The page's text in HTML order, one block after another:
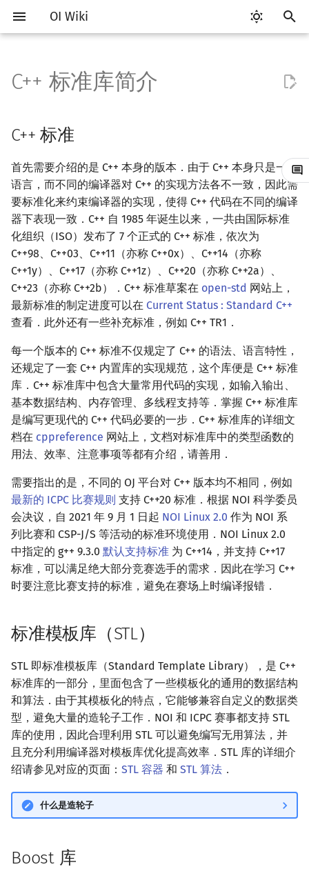
OI Wiki
搜
索
Getting Started
关于本项目
如何参与
OI Wiki 不是什么
格式手册
数学符号表
F.A.Q.
镜像站列表
致谢
比赛相关简介
赛事
题型
学习路线
学习资源
技巧
常见错误
常见技巧
出题
工具软件简介
代码编辑工具
VS Code
Atom
Eclipse
Notepad++
Kate
Dev-C++
CLion
Geany
Xcode
Sublime Text
CP Editor
Code::Blocks
评测工具 Cena
CCR Plus
Lemon
命令行
命令行编译与调试
编译器
WSL (Windows 10)
Special Judge
Testlib
Generator
Validator
Interactor
Checker
Polygon
OJ 工具
Git
Hello, World!
C++ 语法基础
变量
运算
流程控制语句
高级数据类型
联合体
指针
函数
文件操作
C++ 标准
标准模板库（STL）
Boost 库
参考资料
STL 容器简介
迭代器
序列式容器
关联式容器
无序关联式容器
容器适配器
类
命名空间
值类别
重载运算符
引用
常量
新版 C++ 特性
Lambda 表达式
pb_ds
平衡树
编译优化
算法基础简介
复杂度
枚举
模拟
递归 & 分治
贪心
排序
冒泡排序
插入排序
计数排序
基数排序
快速排序
归并排序
堆排序
桶排序
希尔排序
Tim 排序
排序相关 STL
排序应用
前缀和 & 差分
二分
倍增
构造
搜索部分简介
DFS（搜索）
BFS（搜索）
双向搜索
启发式搜索
迭代加深搜索
IDA*
回溯法
Dancing Links
Alpha–Beta 剪枝
动态规划部分简介
动态规划基础
记忆化搜索
背包 DP
区间 DP
DAG 上的 DP
树形 DP
状压 DP
数位 DP
插头 DP
计数 DP
概率 DP
DP 套 DP
DP 优化
斜率优化
四边形不等式优化
Slope Trick 优化
WQS 二分
状态设计优化
字符串部分简介
字符串基础
标准库
字符串匹配
字符串哈希
字典树 (Trie)
前缀函数与 KMP 算法
Boyer–Moore 算法
Z 函数（扩展 KMP）
AC 自动机
后缀数组 (SA)
后缀平衡树
广义后缀自动机
后缀树
回文树
序列自动机
最小表示法
Lyndon 分解
Main–Lorentz 算法
数学部分简介
布尔代数
数字系统 平衡三进制
格雷码
位操作
二进制集合操作
高精度计算
快速幂
置换和排列
弧度制与坐标系
复数
数论
素数
最大公约数
欧拉函数
筛法
分解质因数
裴蜀定理 & 一次不定方程
费马小定理 & 欧拉定理
模逆元
线性同余方程
升幂引理
阶乘取模
卢卡斯定理
阶 & 原根
离散对数
高次剩余 & 单位根
数论分块
快速傅里叶变换
快速数论变换
快速沃尔什变换
Chirp Z 变换
多项式牛顿迭代
多项式多点求值|快速插值
多项式初等函数
常系数齐次线性递推
多项式平移|连续点值平移
Lagrange 反演
形式幂级数复合|复合逆
普通生成函数
组合数学
容斥原理
斐波那契数列
错位排列
卡特兰数
斯特林数
贝尔数
伯努利数
Entringer Number
Eulerian Number
范德蒙德卷积
Pólya 计数
图论计数
线性代数
内积和外积
矩阵
初等变换
行列式
线性空间
线性基
线性映射
特征多项式
对角化
线性规划
环论
域论
Schreier–Sims 算法
概率论
随机变量
随机变量的数字特征
概率不等式
博弈论
零和游戏
非公平组合游戏
数值算法
高斯消元
牛顿迭代法
序理论
杨氏矩阵
拟阵
数据结构部分简介
栈
队列
链表
哈希表
并查集
堆
配对堆
左偏树
块状数据结构
块状链表
树分块
Sqrt Tree
单调栈
单调队列
ST 表
线段树
李超线段树
猫树
区间最值操作 & 区间历史
Kinetic Tournament Tree
划分树
二叉搜索树 & 平衡树
Splay 树
WBLT
替罪羊树
笛卡尔树
Size Balanced Tree
AVL 树
红黑树
左偏红黑树
AA 树
可持久化数据结构
可持久化块状数组
可持久化平衡树
可持久化字典树
可持久化可并堆
树套树
线段树套平衡树
树状数组套权值线段树
分块套树状数组
K-D Tree
动态树
Euler Tour Tree
Top Tree
析合树
PQ 树
图论部分简介
图论相关概念
图的存储
DFS（图论）
BFS（图论）
树上问题
树的中心
树的重心
最近公共祖先
树链剖分
树上启发式合并
虚树
树分治
动态树分治
AHU 算法
树上随机游走
有向无环图
拓扑排序
最短路问题
k 短路
同余最短路
生成树问题
最小直径生成树
斯坦纳树
连通性相关
割点和桥
圆方树
点/边连通度
环计数问题
最小环
欧拉图
哈密顿图
二分图
平面图
弦图
图的着色
最小割
费用流
上下界网络流
Stoer–Wagner 算法
二分图最大权匹配
一般图最大匹配
一般图最大权匹配
稳定匹配
计算几何部分简介
二维计算几何基础
三维计算几何基础
距离
Pick 定理
三角剖分
凸包
扫描线
旋转卡壳
半平面交
平面最近点对
反演变换
计算几何杂项
杂项简介
离散化
双指针
离线算法
整体二分
莫队算法
分数规划
随机化
爬山算法
模拟退火
悬线法
有限状态自动机
计算理论基础
字节顺序
约瑟夫问题
在一台机器上规划任务
主元素问题
Garsia–Wachs 算法
Kahan 求和
珂朵莉树/颜色段均摊
空间优化简介
RMQ
并查集应用
括号序列
线段树与离线询问
C++ 标准库简介
C++ 标准
首先需要介绍的是 C++ 本身的版本．由于 C++ 本身只是一门
语言，而不同的编译器对 C++ 的实现方法各不一致，因此需
要标准化来约束编译器的实现，使得 C++ 代码在不同的编译
器下表现一致．C++ 自 1985 年诞生以来，一共由国际标准
化组织（ISO）发布了 7 个正式的 C++ 标准，依次为
C++98、C++03、C++11（亦称 C++0x）、C++14（亦称
C++1y）、C++17（亦称 C++1z）、C++20（亦称 C++2a）、
C++23（亦称 C++2b）．C++ 标准草案在 open-std 网站上，
最新标准的制定进度可以在 Current Status : Standard C++
查看．此外还有一些补充标准，例如 C++ TR1．
每一个版本的 C++ 标准不仅规定了 C++ 的语法、语言特性，
还规定了一套 C++ 内置库的实现规范，这个库便是 C++ 标准
库．C++ 标准库中包含大量常用代码的实现，如输入输出、
基本数据结构、内存管理、多线程支持等．掌握 C++ 标准库
是编写更现代的 C++ 代码必要的一步．C++ 标准库的详细文
档在 cppreference 网站上，文档对标准库中的类型函数的
用法、效率、注意事项等都有介绍，请善用．
需要指出的是，不同的 OJ 平台对 C++ 版本均不相同，例如
最新的 ICPC 比赛规则 支持 C++20 标准．根据 NOI 科学委员
会决议，自 2021 年 9 月 1 日起 NOI Linux 2.0 作为 NOI 系
列比赛和 CSP-J/S 等活动的标准环境使用．NOI Linux 2.0
中指定的 g++ 9.3.0 默认支持标准 为 C++14，并支持 C++17
标准，可以满足绝大部分竞赛选手的需求．因此在学习 C++
时要注意比赛支持的标准，避免在赛场上时编译报错．
标准模板库（STL）
STL 即标准模板库（Standard Template Library），是 C++
标准库的一部分，里面包含了一些模板化的通用的数据结构
和算法．由于其模板化的特点，它能够兼容自定义的数据类
型，避免大量的造轮子工作．NOI 和 ICPC 赛事都支持 STL
库的使用，因此合理利用 STL 可以避免编写无用算法，并
且充分利用编译器对模板库优化提高效率．STL 库的详细介
绍请参见对应的页面： STL 容器 和 STL 算法 ．
什么是造轮子
Boost 库